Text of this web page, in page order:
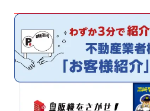
サイトマップ
プライバシーポリシー